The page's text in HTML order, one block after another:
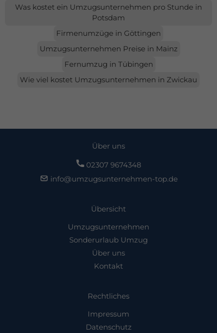
Was kostet ein Umzugsunternehmen pro Stunde in
Potsdam
Firmenumzüge in Göttingen
Umzugsunternehmen Preise in Mainz
Fernumzug in Tübingen
Wie viel kostet Umzugsunternehmen in Zwickau
Über uns
02307 9674348
info@umzugsunternehmen-top.de
Übersicht
Umzugsunternehmen
Sonderurlaub Umzug
Über uns
Kontakt
Rechtliches
Impressum
Datenschutz